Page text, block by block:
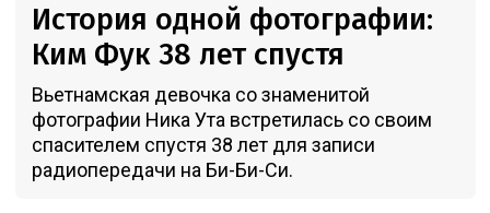
История одной фотографии:
Ким Фук 38 лет спустя
Вьетнамская девочка со знаменитой
фотографии Ника Ута встретилась со своим
спасителем спустя 38 лет для записи
радиопередачи на Би-Би-Си.